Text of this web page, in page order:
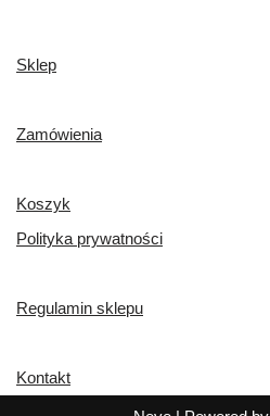
Sklep
Zamówienia
Koszyk
Polityka prywatności
Regulamin sklepu
Kontakt